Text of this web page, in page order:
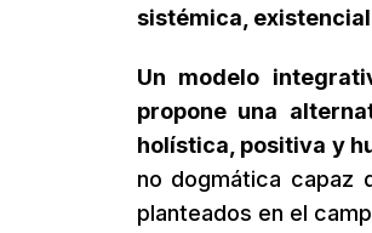
sistémica,
Un modelo
propone una
holística, positiva y
no dogmática capaz
planteados en el